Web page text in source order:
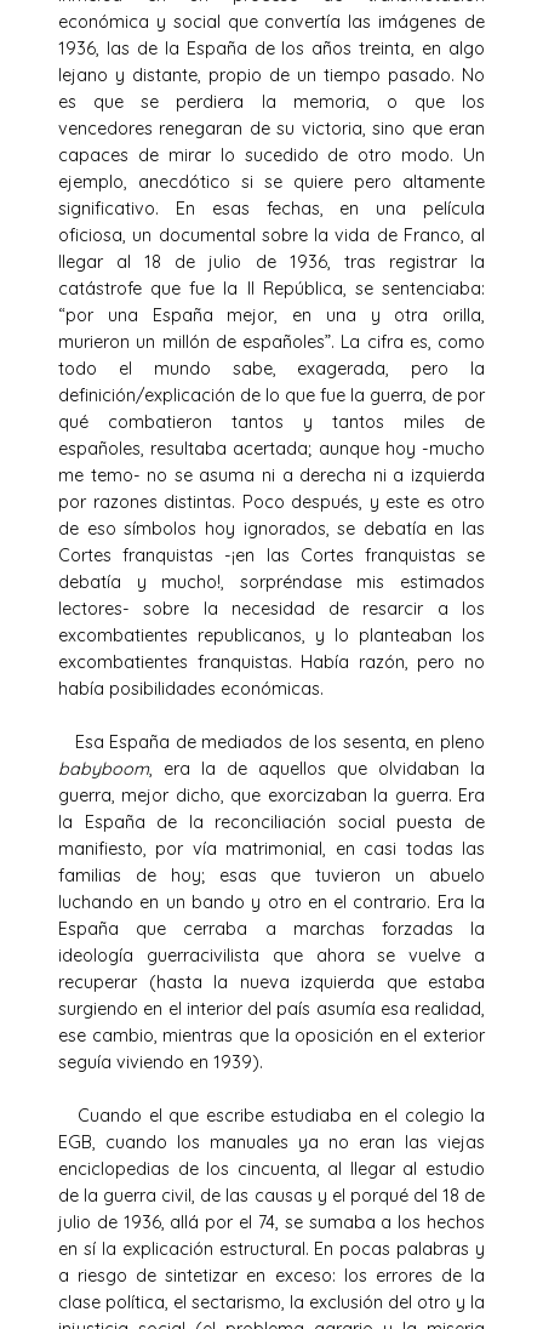
económica y social que convertía las imágenes de
1936, las de la España de los años treinta, en algo
lejano y distante, propio de un tiempo pasado. No
es que se perdiera la memoria, o que los
vencedores renegaran de su victoria, sino que eran
capaces de mirar lo sucedido de otro modo. Un
ejemplo, anecdótico si se quiere pero altamente
significativo. En esas fechas, en una película
oficiosa, un documental sobre la vida de Franco, al
llegar al 18 de julio de 1936, tras registrar la
catástrofe que fue la II República, se sentenciaba:
“por una España mejor, en una y otra orilla,
murieron un millón de españoles”. La cifra es, como
todo el mundo sabe, exagerada, pero la
definición/explicación de lo que fue la guerra, de por
qué combatieron tantos y tantos miles de
españoles, resultaba acertada; aunque hoy -mucho
me temo- no se asuma ni a derecha ni a izquierda
por razones distintas. Poco después, y este es otro
de eso símbolos hoy ignorados, se debatía en las
Cortes franquistas -¡en las Cortes franquistas se
debatía y mucho!, sorpréndase mis estimados
lectores- sobre la necesidad de resarcir a los
excombatientes republicanos, y lo planteaban los
excombatientes franquistas. Había razón, pero no
había posibilidades económicas.
Esa España de mediados de los sesenta, en pleno
babyboom, era la de aquellos que olvidaban la
guerra, mejor dicho, que exorcizaban la guerra. Era
la España de la reconciliación social puesta de
manifiesto, por vía matrimonial, en casi todas las
familias de hoy; esas que tuvieron un abuelo
luchando en un bando y otro en el contrario. Era la
España que cerraba a marchas forzadas la
ideología guerracivilista que ahora se vuelve a
recuperar (hasta la nueva izquierda que estaba
surgiendo en el interior del país asumía esa realidad,
ese cambio, mientras que la oposición en el exterior
seguía viviendo en 1939).
Cuando el que escribe estudiaba en el colegio la
EGB, cuando los manuales ya no eran las viejas
enciclopedias de los cincuenta, al llegar al estudio
de la guerra civil, de las causas y el porqué del 18 de
julio de 1936, allá por el 74, se sumaba a los hechos
en sí la explicación estructural. En pocas palabras y
a riesgo de sintetizar en exceso: los errores de la
clase política, el sectarismo, la exclusión del otro y la